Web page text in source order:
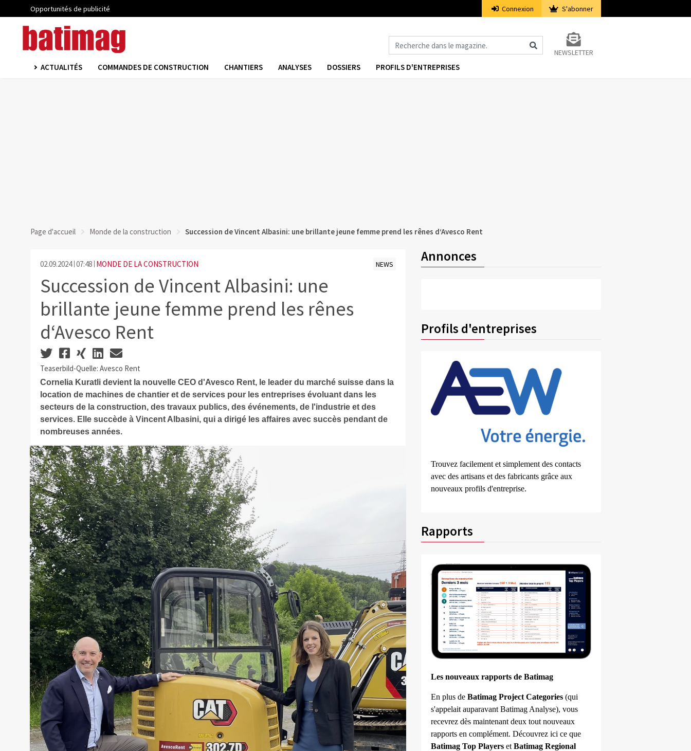
Opportunités de publicité Connexion S'abonner
NEWSLETTER
ACTUALITÉS COMMANDES DE CONSTRUCTION CHANTIERS ANALYSES DOSSIERS PROFILS D'ENTREPRISES
Page d'accueil Monde de la construction Succession de Vincent Albasini: une brillante jeune femme prend les rênes d‘Avesco Rent
02.09.2024 07:48 MONDE DE LA CONSTRUCTION NEWS
Succession de Vincent Albasini: une
brillante jeune femme prend les rênes
d‘Avesco Rent
Teaserbild-Quelle: Avesco Rent
Cornelia Kuratli devient la nouvelle CEO d'Avesco Rent, le leader du marché suisse dans la
location de machines de chantier et de services pour les entreprises évoluant dans les
secteurs de la construction, des travaux publics, des événements, de l'industrie et des
services. Elle succède à Vincent Albasini, qui a dirigé les affaires avec succès pendant de
nombreuses années.
Annonces
Profils d'entreprises
Trouvez facilement et simplement des contacts
avec des artisans et des fabricants grâce aux
nouveaux profils d'entreprise.
Rapports
Les nouveaux rapports de Batimag
En plus de Batimag Project Categories(qui
s'appelait auparavant Batimag Analyse), vous
recevrez dès maintenant deux tout nouveaux
rapports en complément. Découvrez ici ce que
Batimag Top Playerset Batimag Regional